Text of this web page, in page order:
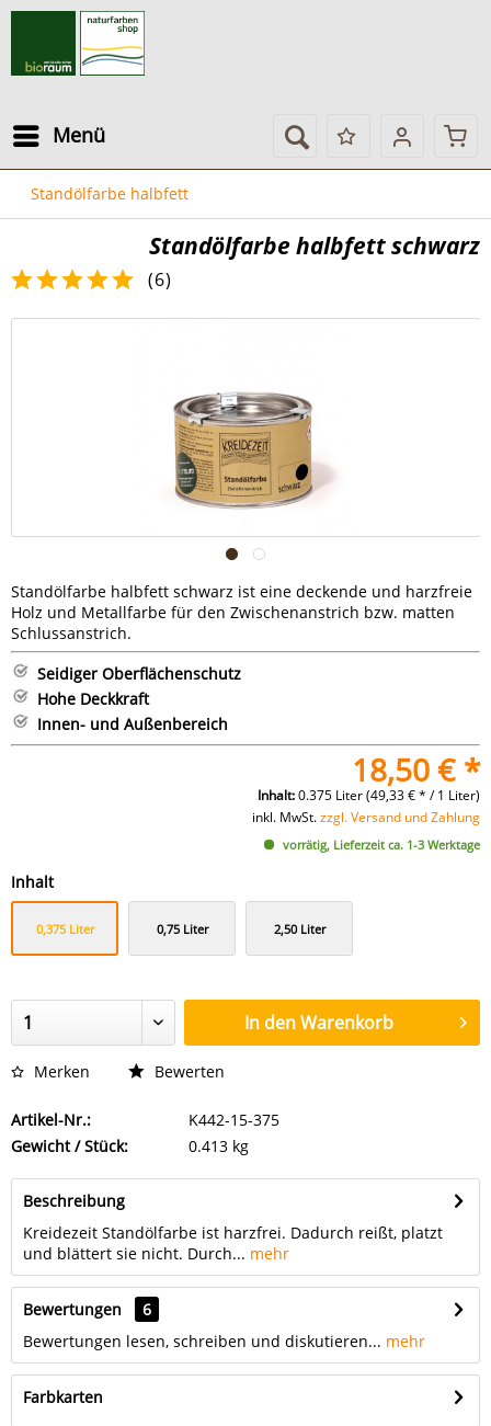
Menü
Standölfarbe halbfett
Standölfarbe halbfett schwarz
(6)
Standölfarbe halbfett schwarz ist eine deckende und harzfreie
Holz und Metallfarbe für den Zwischenanstrich bzw. matten
Schlussanstrich.
Seidiger Oberflächenschutz
Hohe Deckkraft
Innen- und Außenbereich
18,50 € *
Inhalt:0.375 Liter (49,33 € * / 1 Liter)
inkl. MwSt.zzgl. Versand und Zahlung
vorrätig, Lieferzeit ca. 1-3 Werktage
Inhalt
0,375 Liter 0,75 Liter 2,50 Liter
In denWarenkorb
Merken Bewerten
Artikel-Nr.:
K442-15-375
Gewicht / Stück:
0.413 kg
Beschreibung
Kreidezeit Standölfarbe ist harzfrei. Dadurch reißt, platzt
und blättert sie nicht. Durch... mehr
Bewertungen
6
Bewertungen lesen, schreiben und diskutieren... mehr
Farbkarten